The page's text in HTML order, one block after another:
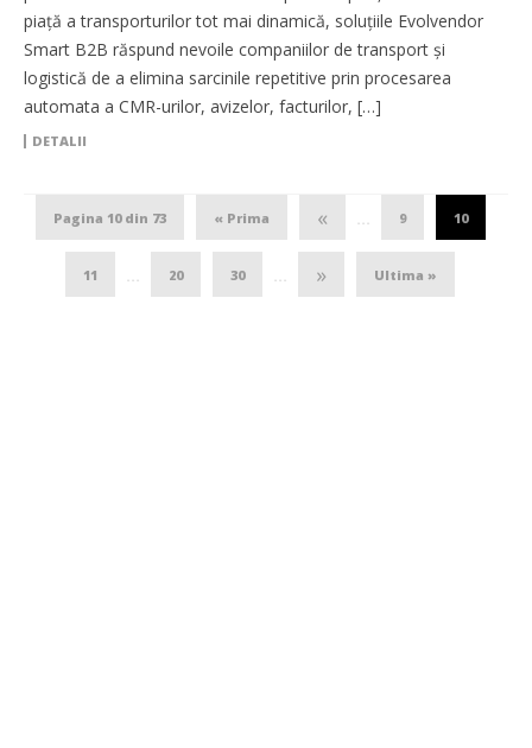
piață a transporturilor tot mai dinamică, soluțiile Evolvendor
Smart B2B răspund nevoile companiilor de transport și
logistică de a elimina sarcinile repetitive prin procesarea
automata a CMR-urilor, avizelor, facturilor, […]
DETALII
Pagina 10 din 73 « Prima « 9 10
11 20 30 » Ultima »